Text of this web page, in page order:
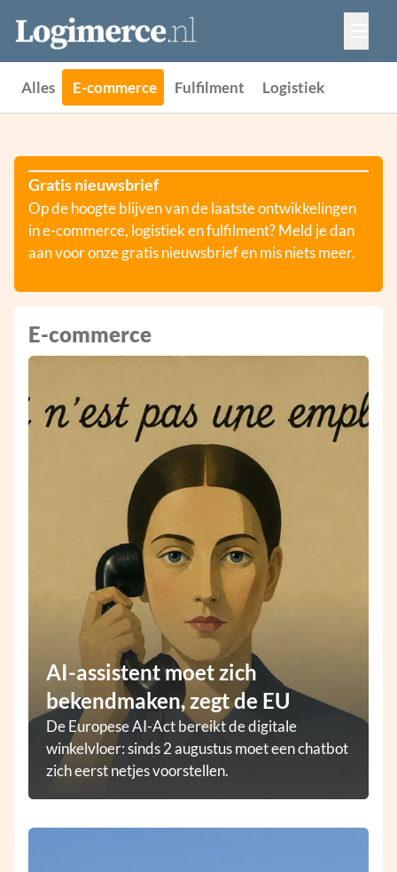
Vacatures
Events
Adverteren
Partners
Alles E-commerce Fulfilment Logistiek
Gratis nieuwsbrief
Op de hoogte blijven van de laatste ontwikkelingen
in e-commerce, logistiek en fulfilment? Meld je dan
aan voor onze gratis nieuwsbrief en mis niets meer.
E-commerce
AI-assistent moet zich
bekendmaken, zegt de EU
De Europese AI-Act bereikt de digitale
winkelvloer: sinds 2 augustus moet een chatbot
zich eerst netjes voorstellen.